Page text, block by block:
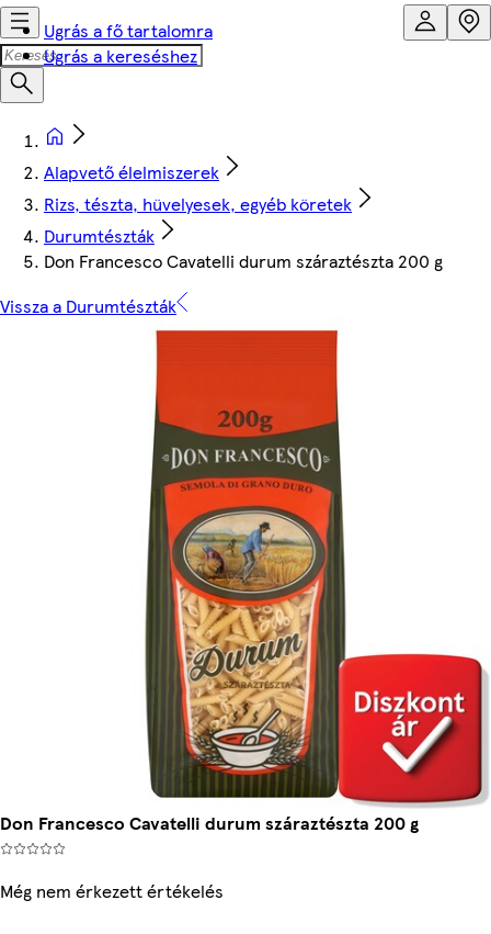
Ugrás a fő tartalomra
Ugrás a kereséshez
Alapvető élelmiszerek
Rizs, tészta, hüvelyesek, egyéb köretek
Durumtészták
Don Francesco Cavatelli durum száraztészta 200 g
Vissza a Durumtészták
Don Francesco Cavatelli durum száraztészta 200 g
Még nem érkezett értékelés